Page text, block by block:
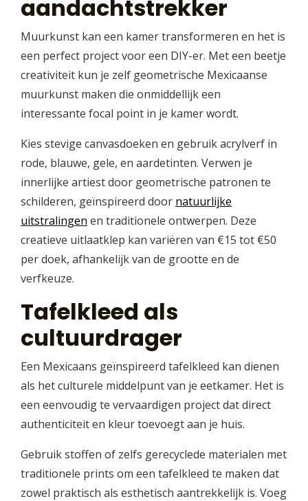
aandachtstrekker
Muurkunst kan een kamer transformeren en het is
een perfect project voor een DIY-er. Met een beetje
creativiteit kun je zelf geometrische Mexicaanse
muurkunst maken die onmiddellijk een
interessante focal point in je kamer wordt.
Kies stevige canvasdoeken en gebruik acrylverf in
rode, blauwe, gele, en aardetinten. Verwen je
innerlijke artiest door geometrische patronen te
schilderen, geïnspireerd door natuurlijke
uitstralingen en traditionele ontwerpen. Deze
creatieve uitlaatklep kan variëren van €15 tot €50
per doek, afhankelijk van de grootte en de
verfkeuze.
Tafelkleed als
cultuurdrager
Een Mexicaans geïnspireerd tafelkleed kan dienen
als het culturele middelpunt van je eetkamer. Het is
een eenvoudig te vervaardigen project dat direct
authenticiteit en kleur toevoegt aan je huis.
Gebruik stoffen of zelfs gerecyclede materialen met
traditionele prints om een tafelkleed te maken dat
zowel praktisch als esthetisch aantrekkelijk is. Voeg